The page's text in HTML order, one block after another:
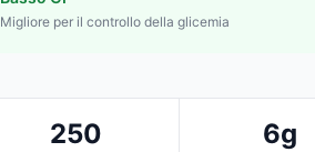
Migliore per il controllo della glicemia
250 6g